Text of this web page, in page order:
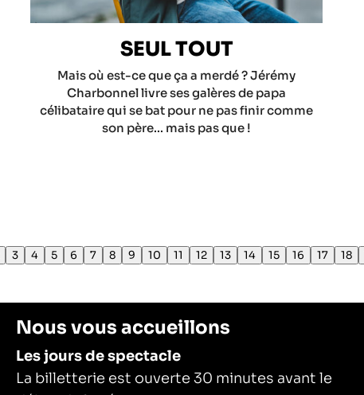
SEUL TOUT
Mais où est-ce que ça a merdé ? Jérémy
Charbonnel livre ses galères de papa
célibataire qui se bat pour ne pas finir comme
son père... mais pas que !
3 4 5 6 7 8 9 10 11 12 13 14 15 16 17 18
Nous vous accueillons
Les jours de spectacle
La billetterie est ouverte 30 minutes avant le